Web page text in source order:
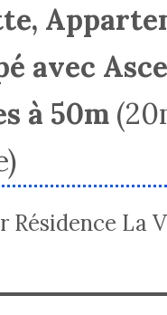
avec
à 50m
La